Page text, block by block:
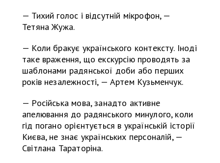
— Тихий голос і відсутній мікрофон, —
Тетяна Жужа.
— Коли бракує українського контексту. Іноді
таке враження, що екскурсію проводять за
шаблонами радянської доби або перших
років незалежності, — Артем Кузьменчук.
— Російська мова, занадто активне
апелювання до радянського минулого, коли
гід погано орієнтується в українській історії
Києва, не знає українських персоналій, —
Світлана Тараторіна.